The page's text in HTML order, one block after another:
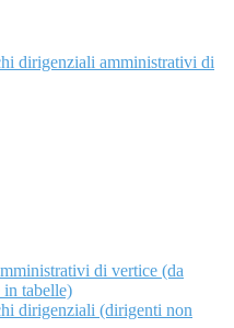
dirigenziali amministrativi di
di vertice (da
in tabelle)
dirigenziali (dirigenti non